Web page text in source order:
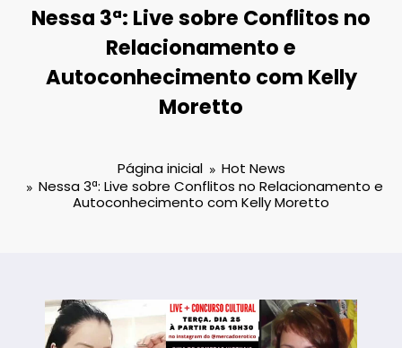
Nessa 3ª: Live sobre Conflitos no
Relacionamento e
Autoconhecimento com Kelly
Moretto
Página inicial
Hot News
Nessa 3ª: Live sobre Conflitos no Relacionamento e
Autoconhecimento com Kelly Moretto